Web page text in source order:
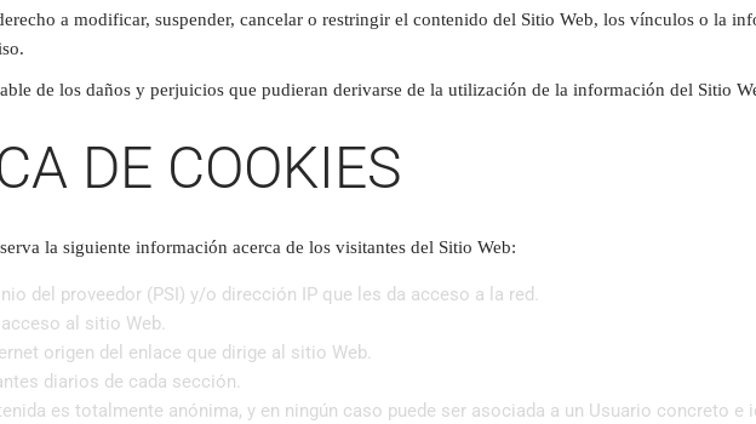
a modificar, suspender, cancelar o restringir el contenido del Sitio Web, los vínculos o la
de los daños y perjuicios que pudieran derivarse de la utilización de la información del Sitio
DE COOKIES
la siguiente información acerca de los visitantes del Sitio Web:
del proveedor (PSI) y/o dirección IP que les da acceso a la red.
al sitio Web.
origen del enlace que dirige al sitio Web.
diarios de cada sección.
es totalmente anónima, y en ningún caso puede ser asociada a un Usuario concreto e